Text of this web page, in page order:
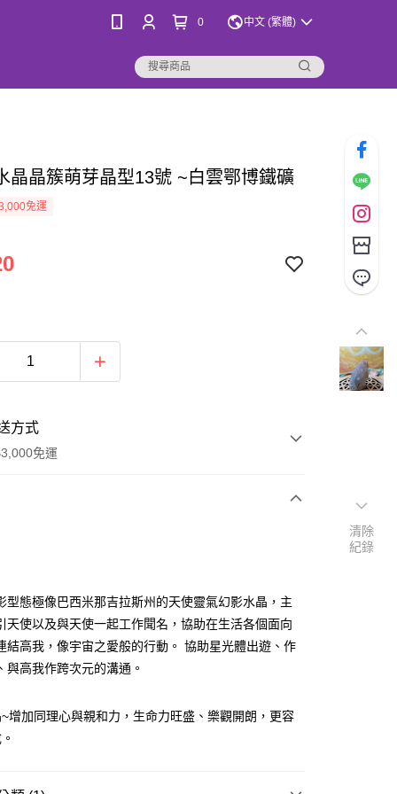
0 中文 (繁體)
晶晶簇萌芽晶型13號 ~白雲鄂博鐵礦
免運
方式
免運
型態極像巴西米那吉拉斯州的天使靈氣幻影水晶，主
天使以及與天使一起工作聞名，協助在生活各個面向
結高我，像宇宙之愛般的行動。 協助星光體出遊、作
與高我作跨次元的溝通。
增加同理心與親和力，生命力旺盛、樂觀開朗，更容
清除
紀錄